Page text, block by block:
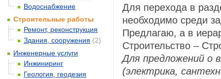
Для перехода в
необходимо среди
Предлагаю, а в
Строительство –
Для предложений о
(электрика,
Водоснабжение
Строительные работы
Ремонт, реконструкция
Здания, сооружения (2)
Инженерные услуги
Инжиниринг
Геология, геодезия